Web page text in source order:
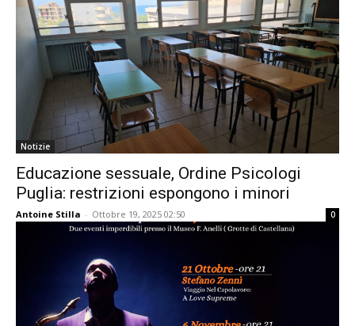
Notizie
Educazione sessuale, Ordine Psicologi
Puglia: restrizioni espongono i minori
Antoine Stilla - Ottobre 19, 2025 02:50 0